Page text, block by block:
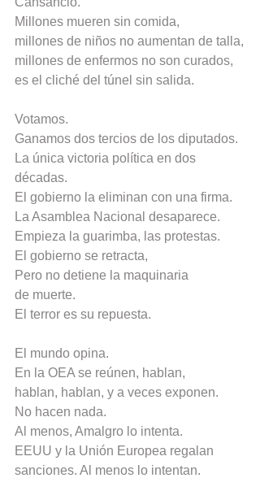
Millones mueren sin comida,
millones de niños no aumentan de talla,
millones de enfermos no son curados,
es el cliché del túnel sin salida.
Votamos.
Ganamos dos tercios de los diputados.
La única victoria política en dos
décadas.
El gobierno la eliminan con una firma.
La Asamblea Nacional desaparece.
Empieza la guarimba, las protestas.
El gobierno se retracta,
Pero no detiene la maquinaria
de muerte.
El terror es su repuesta.
El mundo opina.
En la OEA se reúnen, hablan,
hablan, hablan, y a veces exponen.
No hacen nada.
Al menos, Amalgro lo intenta.
EEUU y la Unión Europea regalan
sanciones. Al menos lo intentan.